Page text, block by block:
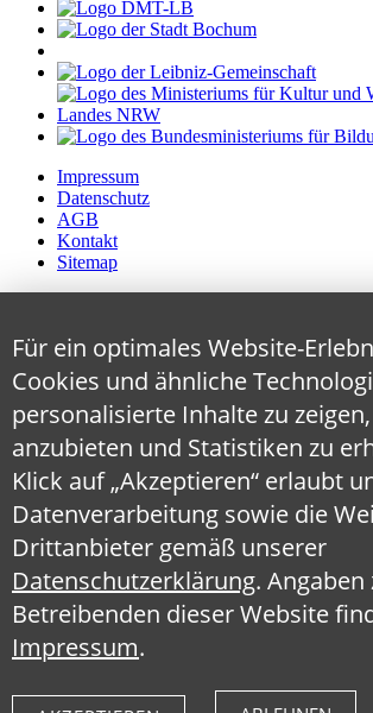
Impressum
Datenschutz
AGB
Kontakt
Sitemap
Für ein optimales Website-
Cookies und ähnliche
personalisierte Inhalte zu
anzubieten und Statistiken zu
Klick auf „Akzeptieren“ erlaubt
Datenverarbeitung sowie die
Drittanbieter gemäß unserer
Datenschutzerklärung. Angaben
Betreibenden dieser Website
Impressum.